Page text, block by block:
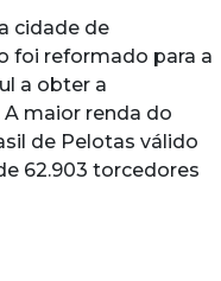
cidade de
foi reformado para a
a obter a
maior renda do
de Pelotas válido
62.903 torcedores